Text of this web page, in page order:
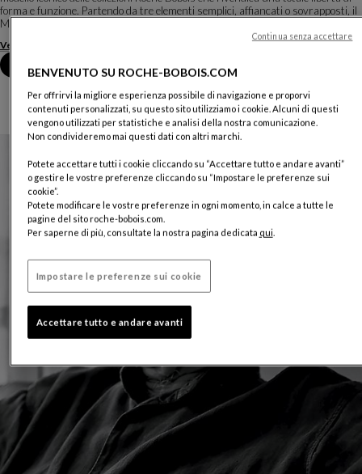
forma e funzione. Partendo da tre elementi semplici, affiancati o sovrapposti, il
Mah Jong permet...
Vedere di più
BENVENUTO SU ROCHE-BOBOIS.COM
Per offrirvi la migliore esperienza possibile di navigazione e proporvi
contenuti personalizzati, su questo sito utilizziamo i cookie. Alcuni di questi
vengono utilizzati per statistiche e analisi della nostra comunicazione.
Non condivideremo mai questi dati con altri marchi.
Potete accettare tutti i cookie cliccando su “Accettare tutto e andare avanti”
o gestire le vostre preferenze cliccando su “Impostare le preferenze sui
cookie”.
Potete modificare le vostre preferenze in ogni momento, in calce a tutte le
pagine del sito roche-bobois.com.
Per saperne di più, consultate la nostra pagina dedicata qui
Impostare le preferenze sui cookie
Accettare tutto e andare avanti
Continua senza accettare